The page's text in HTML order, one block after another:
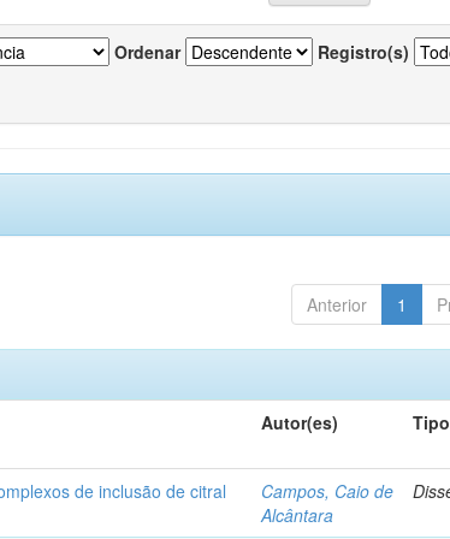
Ordenar Registro(s)
Anterior 1
Autor(es) Tipo
de inclusão de citral
Campos, Caio de
Alcântara